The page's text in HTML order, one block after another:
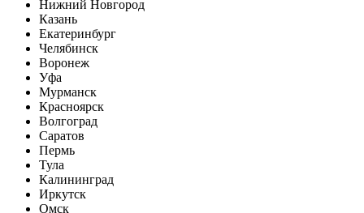
Нижний Новгород
Казань
Екатеринбург
Челябинск
Воронеж
Уфа
Мурманск
Красноярск
Волгоград
Саратов
Пермь
Тула
Калининград
Иркутск
Омск